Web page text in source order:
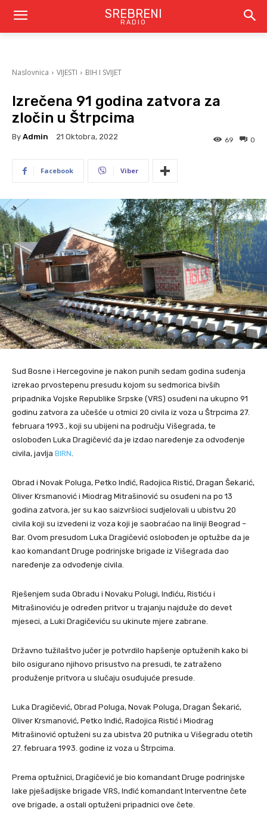
SREBRENI
RADIO
Naslovnica VIJESTI BIH I SVIJET
Izrečena 91 godina zatvora za
zločin u Štrpcima
By Admin 21 Oktobra, 2022 0
69
Facebook Viber
Sud Bosne i Hercegovine je nakon punih sedam godina suđenja
izrekao prvostepenu presudu kojom su sedmorica bivših
pripadnika Vojske Republike Srpske (VRS) osuđeni na ukupno 91
godinu zatvora za učešće u otmici 20 civila iz voza u Štrpcima 27.
februara 1993., koji su ubijeni na području Višegrada, te
oslobođen Luka Dragičević da je izdao naređenje za odvođenje
civila, javlja BIRN.
Obrad i Novak Poluga, Petko Inđić, Radojica Ristić, Dragan Šekarić,
Oliver Krsmanović i Miodrag Mitrašinović su osuđeni na po 13
godina zatvora, jer su kao saizvršioci sudjelovali u ubistvu 20
civila koji su izvedeni iz voza koji je saobraćao na liniji Beograd –
Bar. Ovom presudom Luka Dragičević oslobođen je optužbe da je
kao komandant Druge podrinjske brigade iz Višegrada dao
naređenje za odvođenje civila.
Rješenjem suda Obradu i Novaku Polugi, Inđiću, Ristiću i
Mitrašinoviću je određen pritvor u trajanju najduže do devet
mjeseci, a Luki Dragičeviću su ukinute mjere zabrane.
Državno tužilaštvo jučer je potvrdilo hapšenje optuženih kako bi
bilo osigurano njihovo prisustvo na presudi, te zatraženo
produženje pritvora u slučaju osuđujuće presude.
Luka Dragičević, Obrad Poluga, Novak Poluga, Dragan Šekarić,
Oliver Krsmanović, Petko Inđić, Radojica Ristić i Miodrag
Mitrašinović optuženi su za ubistva 20 putnika u Višegradu otetih
27. februara 1993. godine iz voza u Štrpcima.
Prema optužnici, Dragičević je bio komandant Druge podrinjske
lake pješadijske brigade VRS, Inđić komandant Interventne čete
ove brigade, a ostali optuženi pripadnici ove čete.